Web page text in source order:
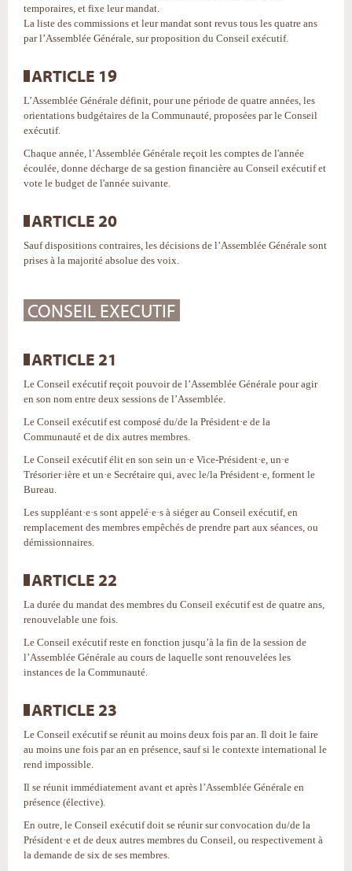
temporaires, et fixe leur mandat.
La liste des commissions et leur mandat sont revus tous les quatre ans
par l’Assemblée Générale, sur proposition du Conseil exécutif.
ARTICLE 19
L’Assemblée Générale définit, pour une période de quatre années, les
orientations budgétaires de la Communauté, proposées par le Conseil
exécutif.
Chaque année, l’Assemblée Générale reçoit les comptes de l'année
écoulée, donne décharge de sa gestion financière au Conseil exécutif et
vote le budget de l'année suivante.
ARTICLE 20
Sauf dispositions contraires, les décisions de l’Assemblée Générale sont
prises à la majorité absolue des voix.
CONSEIL EXECUTIF
ARTICLE 21
Le Conseil exécutif reçoit pouvoir de l’Assemblée Générale pour agir
en son nom entre deux sessions de l’Assemblée.
Le Conseil exécutif est composé du/de la Président·e de la
Communauté et de dix autres membres.
Le Conseil exécutif élit en son sein un·e Vice-Président·e, un·e
Trésorier·ière et un·e Secrétaire qui, avec le/la Président·e, forment le
Bureau.
Les suppléant·e·s sont appelé·e·s à siéger au Conseil exécutif, en
remplacement des membres empêchés de prendre part aux séances, ou
démissionnaires.
ARTICLE 22
La durée du mandat des membres du Conseil exécutif est de quatre ans,
renouvelable une fois.
Le Conseil exécutif reste en fonction jusqu’à la fin de la session de
l’Assemblée Générale au cours de laquelle sont renouvelées les
instances de la Communauté.
ARTICLE 23
Le Conseil exécutif se réunit au moins deux fois par an. Il doit le faire
au moins une fois par an en présence, sauf si le contexte international le
rend impossible.
Il se réunit immédiatement avant et après l’Assemblée Générale en
présence (élective).
En outre, le Conseil exécutif doit se réunir sur convocation du/de la
Président·e et de deux autres membres du Conseil, ou respectivement à
la demande de six de ses membres.